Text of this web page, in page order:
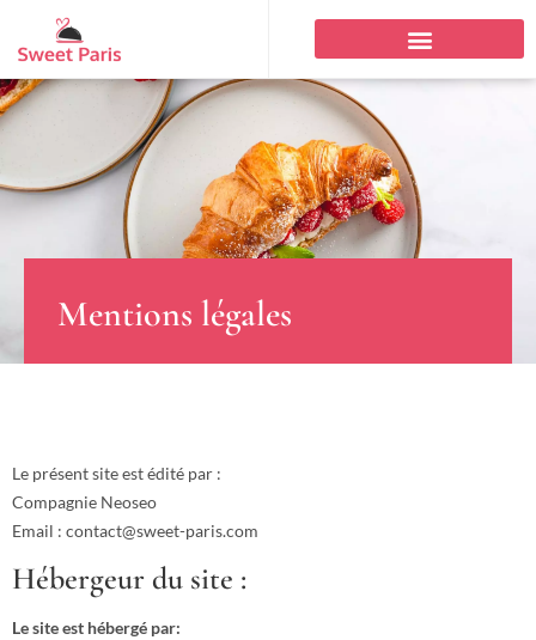
Mentions légales
Le présent site est édité par :
Compagnie Neoseo
Email : contact@sweet-paris.com
Hébergeur du site :
Le site est hébergé par: